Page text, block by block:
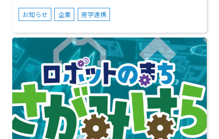
お知らせ 企業 産学連携